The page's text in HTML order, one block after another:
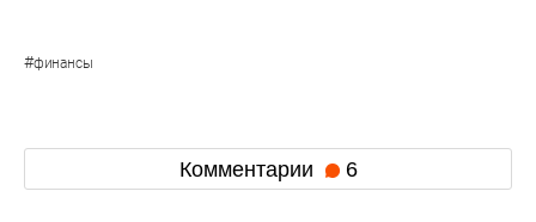
#финансы
Комментарии 6